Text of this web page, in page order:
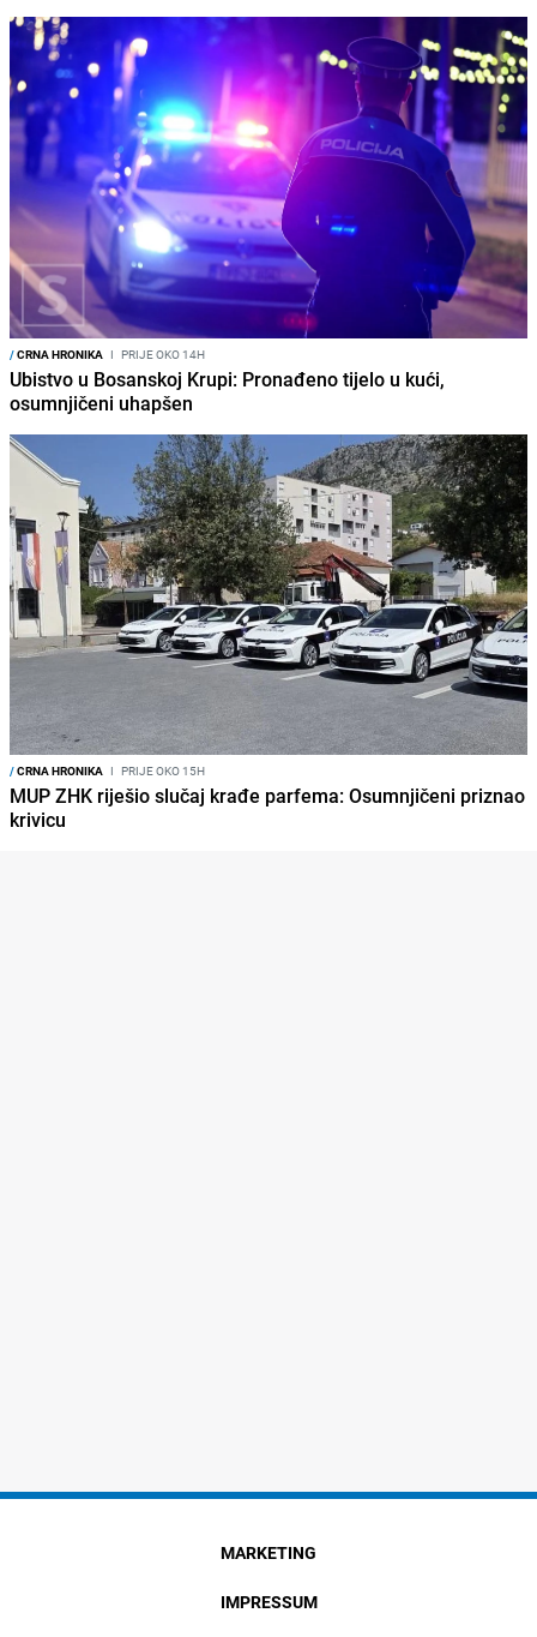
/CRNA HRONIKA I PRIJE OKO 14H
Ubistvo u Bosanskoj Krupi: Pronađeno tijelo u kući,
osumnjičeni uhapšen
/CRNA HRONIKA I PRIJE OKO 15H
MUP ZHK riješio slučaj krađe parfema: Osumnjičeni priznao
krivicu
MARKETING
IMPRESSUM